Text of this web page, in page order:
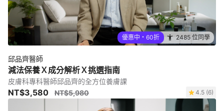
優惠中・60折 2485 位同學
邱品齊醫師
減法保養Ｘ成分解析Ｘ挑選指南
皮膚科專科醫師邱品齊的全方位養膚課
NT$3,580 NT$5,980 4.5 (6)